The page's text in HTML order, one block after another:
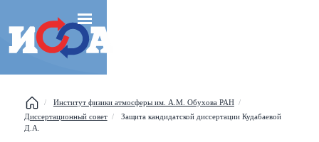
Институт физики атмосферы им. А.М. Обухова РАН
Диссертационный совет
Защита кандидатской диссертации Кудабаевой
Д.А.